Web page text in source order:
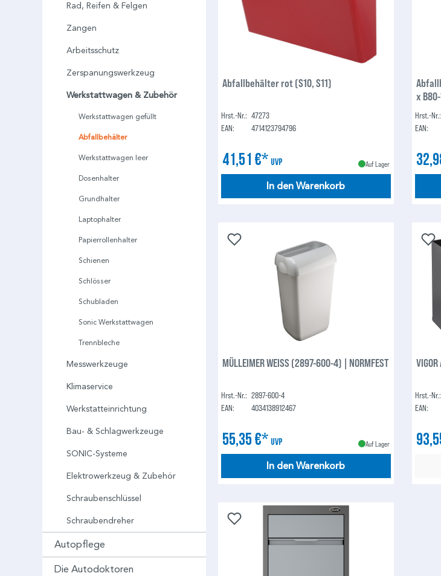
Rad, Reifen & Felgen
Zangen
Arbeitsschutz
Zerspanungswerkzeug
Werkstattwagen & Zubehör
Werkstattwagen gefüllt
Abfallbehälter
Werkstattwagen leer
Dosenhalter
Grundhalter
Laptophalter
Papierrollenhalter
Schienen
Schlösser
Schubladen
Sonic Werkstattwagen
Trennbleche
Messwerkzeuge
Klimaservice
Werkstatteinrichtung
Bau- & Schlagwerkzeuge
SONIC-Systeme
Elektrowerkzeug & Zubehör
Schraubenschlüssel
Schraubendreher
Autopflege
Die Autodoktoren
Abfallbehälter rot (S10, S11)
Hrst.-Nr.: 47273
EAN:
4714123794796
41,51 €* UVP Auf Lager
In den Warenkorb
x
Hrst.-Nr.:
EAN:
MÜLLEIMER WEISS (2897-600-4) | NORMFEST
Hrst.-Nr.: 2897-600-4
EAN:
4034138912467
55,35 €* UVP Auf Lager
In den Warenkorb
Hrst.-Nr.:
EAN: